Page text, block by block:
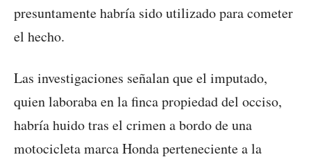
presuntamente habría sido utilizado para cometer
el hecho.
Las investigaciones señalan que el imputado,
quien laboraba en la finca propiedad del occiso,
habría huido tras el crimen a bordo de una
motocicleta marca Honda perteneciente a la